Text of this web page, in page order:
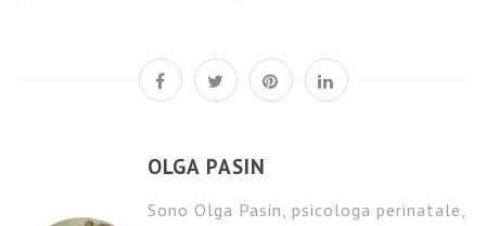
OLGA PASIN
Sono Olga Pasin, psicologa perinatale,